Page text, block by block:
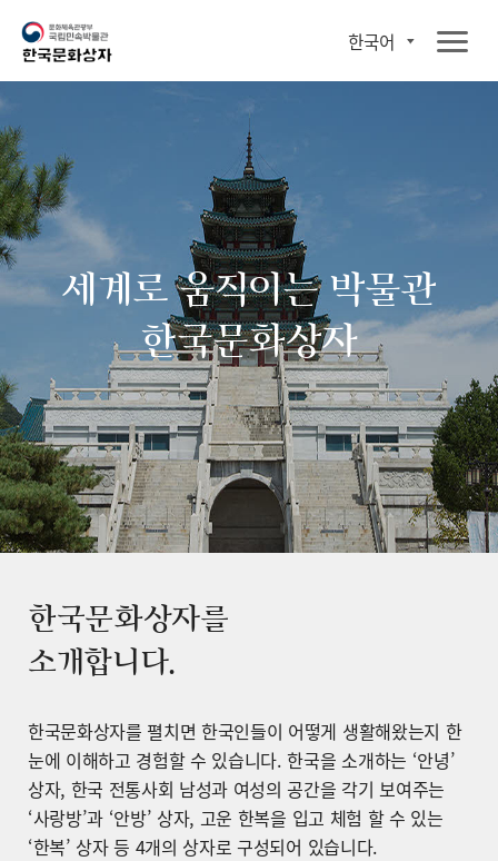
한국어
세계로 움직이는 박물관
한국문화상자
한국문화상자를
소개합니다.
한국문화상자를 펼치면 한국인들이 어떻게 생활해왔는지 한
눈에 이해하고 경험할 수 있습니다. 한국을 소개하는 ‘안녕’
상자, 한국 전통사회 남성과 여성의 공간을 각기 보여주는
‘사랑방’과 ‘안방’ 상자, 고운 한복을 입고 체험 할 수 있는
‘한복’ 상자 등 4개의 상자로 구성되어 있습니다.